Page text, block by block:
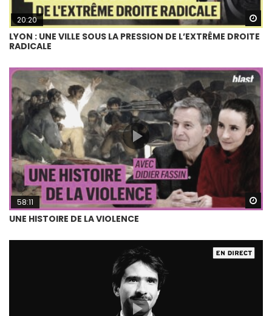
20:20
LYON : UNE VILLE SOUS LA PRESSION DE L’EXTRÊME DROITE
RADICALE
58:11
UNE HISTOIRE DE LA VIOLENCE